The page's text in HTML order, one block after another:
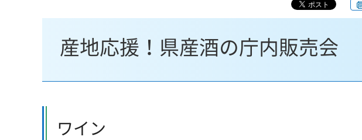
産地応援！県産酒の庁内販売会
ワイン